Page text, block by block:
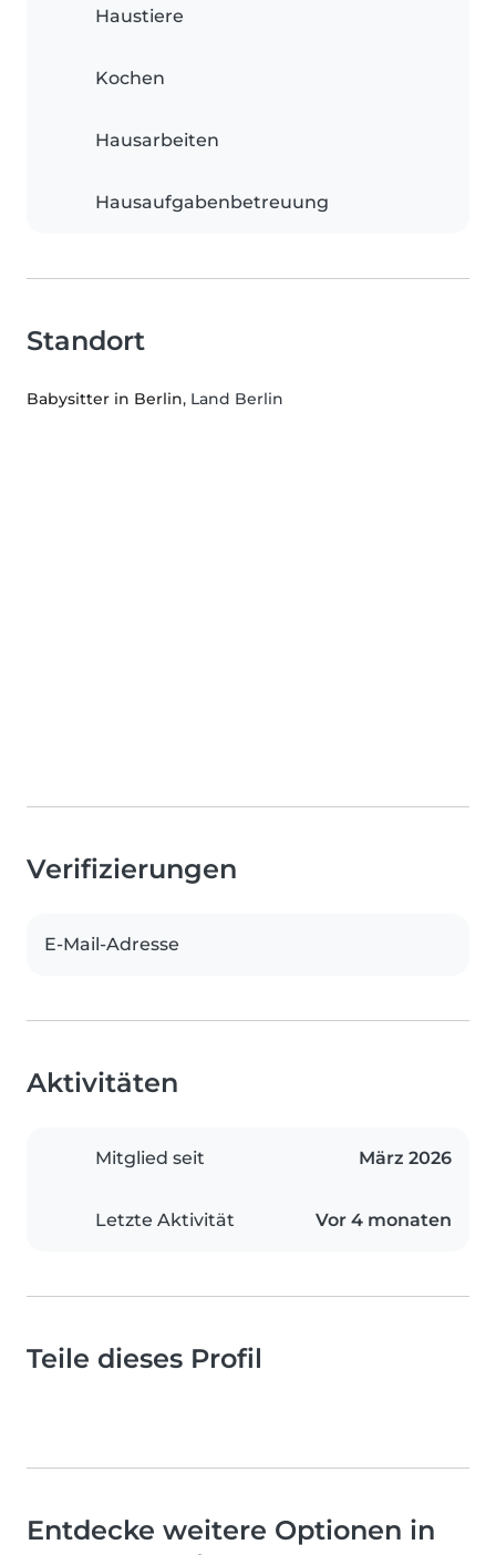
Haustiere
Kochen
Hausarbeiten
Hausaufgabenbetreuung
Standort
Babysitter in Berlin, Land Berlin
Verifizierungen
E-Mail-Adresse
Aktivitäten
Mitglied seit März 2026
Letzte Aktivität Vor 4 monaten
Teile dieses Profil
Entdecke weitere Optionen in